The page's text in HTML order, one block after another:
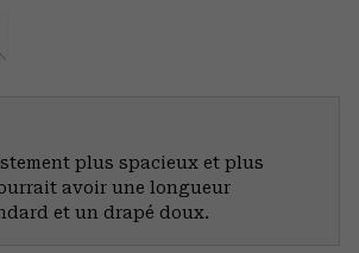
plus spacieux et plus
avoir une longueur
et un drapé doux.